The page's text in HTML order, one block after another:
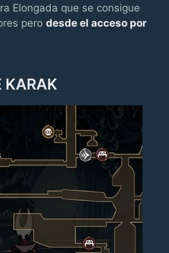
Elongada que se consigue
pero desde el acceso por
KARAK